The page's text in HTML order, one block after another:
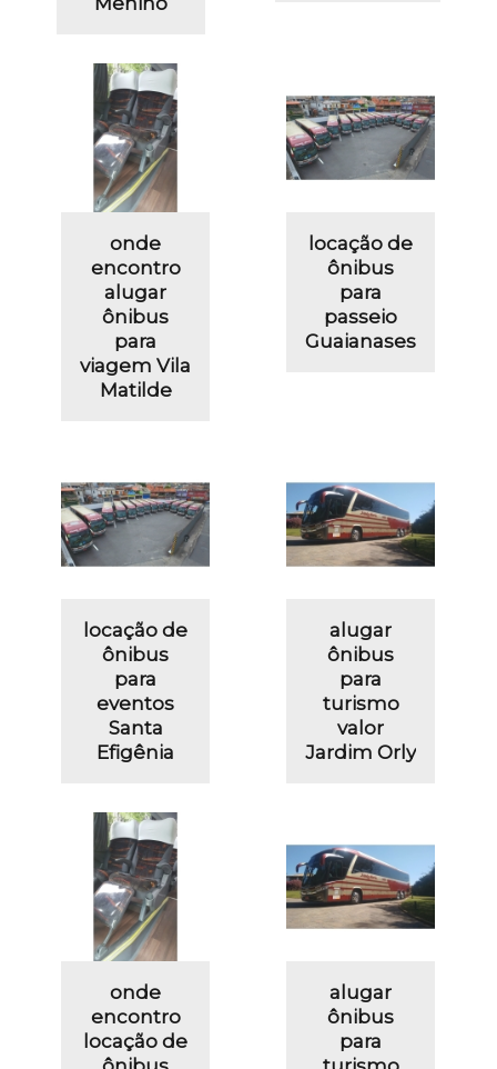
onde
encontro
alugar
ônibus
para
viagem Vila
Matilde
locação de
ônibus
para
passeio
Guaianases
locação de
ônibus
para
eventos
Santa
Efigênia
alugar
ônibus
para
turismo
valor
Jardim Orly
onde
encontro
locação de
alugar
ônibus
para